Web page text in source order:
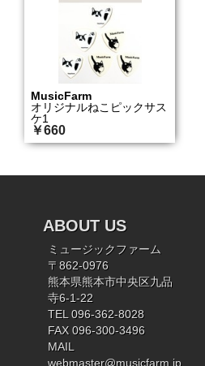
MusicFarm
オリジナルねこピックサス
ケ1
￥660
ABOUT US
ミュージックファーム
〒862-0976
熊本県熊本市中央区九品
寺6-1-22
TEL 096-362-8028
FAX 096-300-3496
MAIL
webmaster@musicfarm.jp